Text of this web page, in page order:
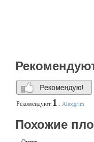
Рекомендуют 1 : Alexgrim
Похожие